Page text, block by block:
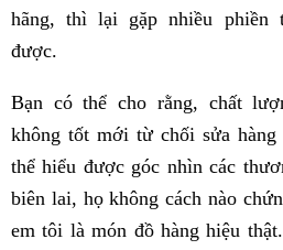
hãng, thì lại gặp nhiều phiền
được.
Bạn có thể cho rằng, chất
không tốt mới từ chối sửa
thể hiểu được góc nhìn các
biên lai, họ không cách nào
em tôi là món đồ hàng hiệu